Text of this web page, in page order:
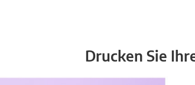
Drucken Sie